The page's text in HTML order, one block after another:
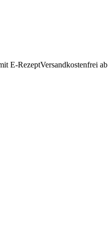
E-RezeptVersandkostenfrei